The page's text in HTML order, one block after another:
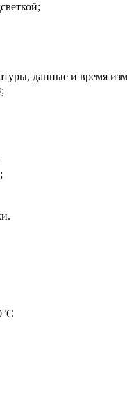
данные и время